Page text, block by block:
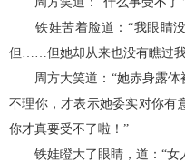
铁娃苦着脸道：“我眼睛没
但……但她却从来也没有瞧过
周方大笑道：“她赤身露体
不理你，才表示她委实对你有
你才真要受不了啦！”
铁娃瞪大了眼睛，道：“女